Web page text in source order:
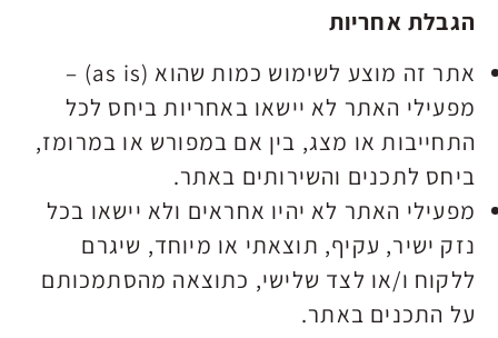
הגבלת אחריות
אתר זה מוצע לשימוש כמות שהוא (as is) –
מפעילי האתר לא יישאו באחריות ביחס לכל
התחייבות או מצג, בין אם במפורש או במרומז,
ביחס לתכנים והשירותים באתר.
מפעילי האתר לא יהיו אחראים ולא יישאו בכל
נזק ישיר, עקיף, תוצאתי או מיוחד, שיגרם
ללקוח ו/או לצד שלישי, כתוצאה מהסתמכותם
על התכנים באתר.